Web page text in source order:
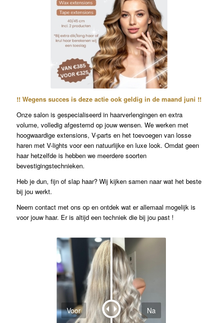
!! Wegens succes is deze actie ook geldig in de maand juni !!
Onze salon is gespecialiseerd in haarverlengingen en extra
volume, volledig afgestemd op jouw wensen. We werken met
hoogwaardige extensions, V-parts en het toevoegen van losse
haren met V-lights voor een natuurlijke en luxe look. Omdat geen
haar hetzelfde is hebben we meerdere soorten
bevestigingstechnieken.
Heb je dun, fijn of slap haar? Wij kijken samen naar wat het beste
bij jou werkt.
Neem contact met ons op en ontdek wat er allemaal mogelijk is
voor jouw haar. Er is altijd een techniek die bij jou past !
Voor Na